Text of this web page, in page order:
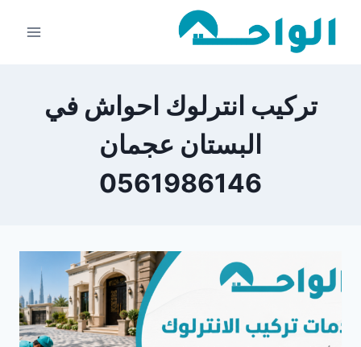
تركيب انترلوك احواش في
البستان عجمان
0561986146